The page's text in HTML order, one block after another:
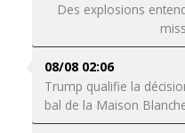
Des explosions
08/08 02:06
Trump qualifie la
bal de la Maison